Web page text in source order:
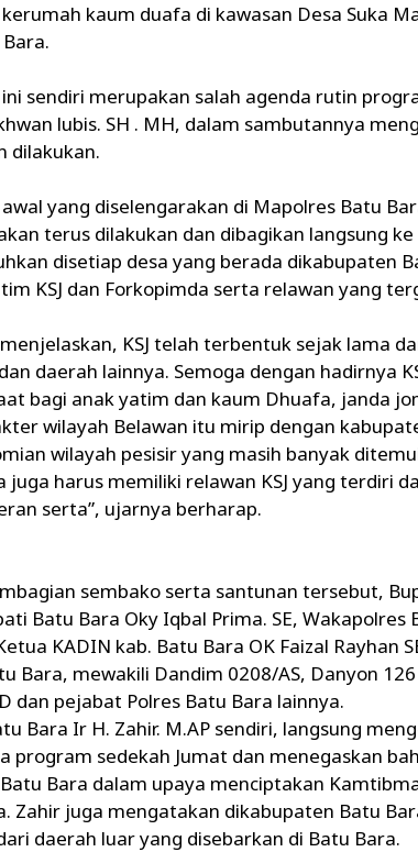
kaum duafa di kawasan Desa Suka
sendiri merupakan salah agenda rutin
lubis. SH . MH, dalam sambutannya
dilakukan.
yang diselengarakan di Mapolres Batu
terus dilakukan dan dibagikan langsung
disetiap desa yang berada dikabupaten
KSJ dan Forkopimda serta relawan yang
KSJ telah terbentuk sejak lama
daerah lainnya. Semoga dengan hadirnya
bagi anak yatim dan kaum Dhuafa, janda
wilayah Belawan itu mirip dengan
wilayah pesisir yang masih banyak
juga harus memiliki relawan KSJ yang terdiri
serta”, ujarnya berharap.
sembako serta santunan tersebut,
Batu Bara Oky Iqbal Prima. SE,
KADIN kab. Batu Bara OK Faizal Rayhan
Bara, mewakili Dandim 0208/AS, Danyon
dan pejabat Polres Batu Bara lainnya.
Bara Ir H. Zahir. M.AP sendiri, langsung
program sedekah Jumat dan menegaskan
Bara dalam upaya menciptakan
Zahir juga mengatakan dikabupaten Batu
daerah luar yang disebarkan di Batu Bara.